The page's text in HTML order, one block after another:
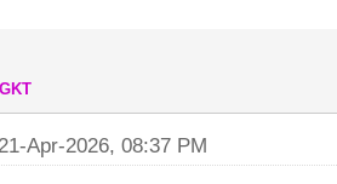
21-Apr-2026, 08:37 PM